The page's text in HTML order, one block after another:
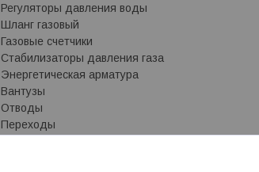
Регуляторы давления воды
Шланг газовый
Газовые счетчики
Стабилизаторы давления газа
Энергетическая арматура
Вантузы
Отводы
Переходы